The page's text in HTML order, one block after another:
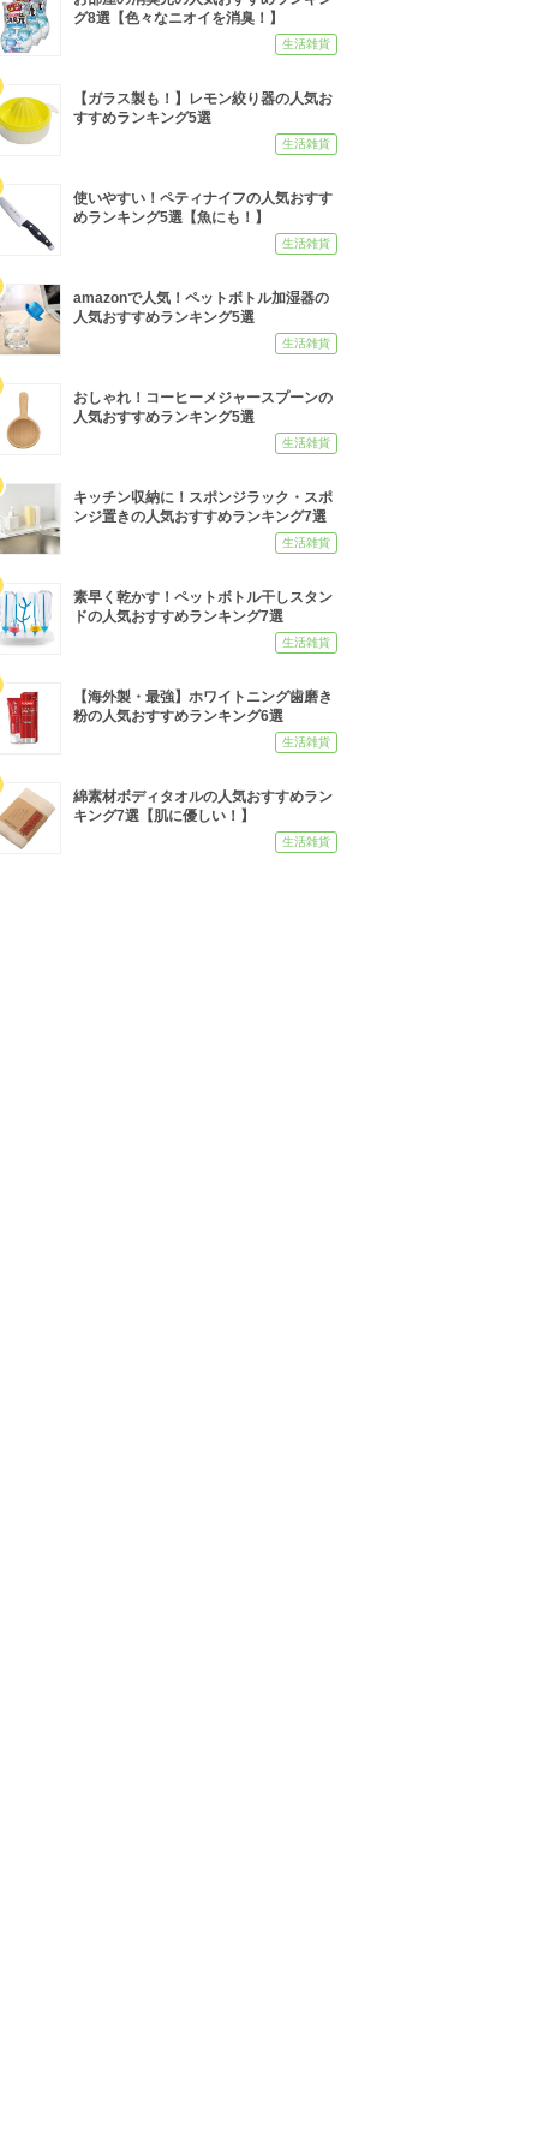
グ8選【色々なニオイを消臭！】
生活雑貨
【ガラス製も！】レモン絞り器の人気お
すすめランキング5選
生活雑貨
使いやすい！ペティナイフの人気おすす
めランキング5選【魚にも！】
生活雑貨
amazonで人気！ペットボトル加湿器の
人気おすすめランキング5選
生活雑貨
おしゃれ！コーヒーメジャースプーンの
人気おすすめランキング5選
生活雑貨
キッチン収納に！スポンジラック・スポ
ンジ置きの人気おすすめランキング7選
生活雑貨
素早く乾かす！ペットボトル干しスタン
ドの人気おすすめランキング7選
生活雑貨
【海外製・最強】ホワイトニング歯磨き
粉の人気おすすめランキング6選
生活雑貨
綿素材ボディタオルの人気おすすめラン
キング7選【肌に優しい！】
生活雑貨